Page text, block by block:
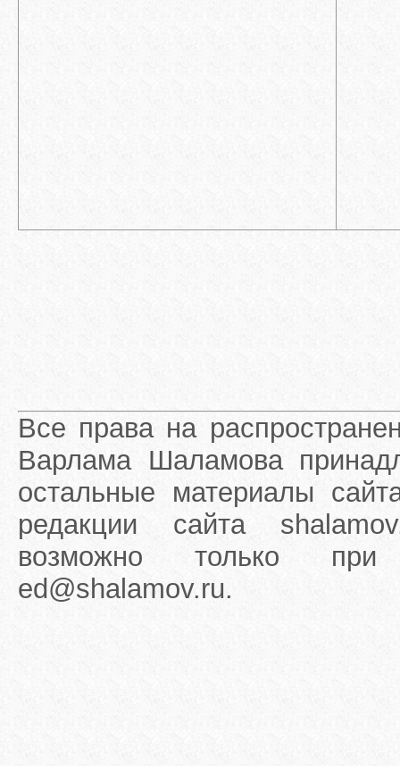
Все права на
Варлама Шаламова
остальные материалы
редакции сайта
возможно только при
ed@shalamov.ru.